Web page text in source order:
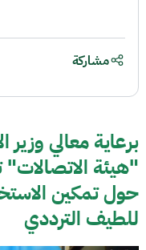
برعاية معالي وزير
"هيئة
حول تمكين
للطيف الترددي
مشاركة